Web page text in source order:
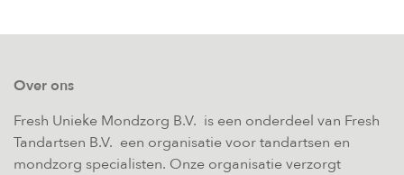
Over ons
Fresh Unieke Mondzorg B.V. is een onderdeel van Fresh
Tandartsen B.V. een organisatie voor tandartsen en
mondzorg specialisten. Onze organisatie verzorgt